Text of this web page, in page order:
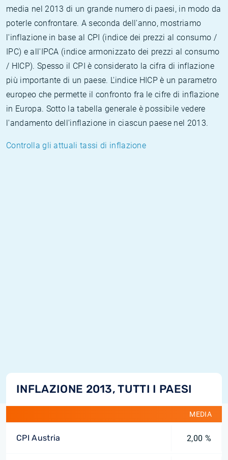
media nel 2013 di un grande numero di paesi, in modo da
poterle confrontare. A seconda dell'anno, mostriamo
l'inflazione in base al CPI (indice dei prezzi al consumo /
IPC) e all'IPCA (indice armonizzato dei prezzi al consumo
/ HICP). Spesso il CPI è considerato la cifra di inflazione
più importante di un paese. L'indice HICP è un parametro
europeo che permette il confronto fra le cifre di inflazione
in Europa. Sotto la tabella generale è possibile vedere
l'andamento dell'inflazione in ciascun paese nel 2013.
Controlla gli attuali tassi di inflazione
INFLAZIONE 2013, TUTTI I PAESI
MEDIA
CPI Austria 2,00 %